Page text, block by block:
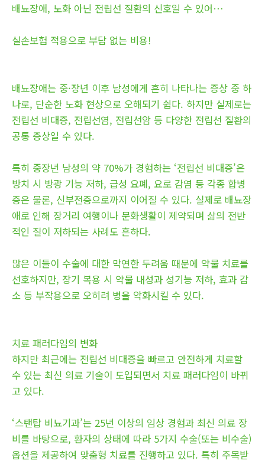
배뇨장애, 노화 아닌 전립선 질환의 신호일 수 있어…
실손보험 적용으로 부담 없는 비용!
배뇨장애는 중·장년 이후 남성에게 흔히 나타나는 증상 중 하
나로, 단순한 노화 현상으로 오해되기 쉽다. 하지만 실제로는
전립선 비대증, 전립선염, 전립선암 등 다양한 전립선 질환의
공통 증상일 수 있다.
특히 중장년 남성의 약 70%가 경험하는 ‘전립선 비대증’은
방치 시 방광 기능 저하, 급성 요폐, 요로 감염 등 각종 합병
증은 물론, 신부전증으로까지 이어질 수 있다. 실제로 배뇨장
애로 인해 장거리 여행이나 문화생활이 제약되며 삶의 전반
적인 질이 저하되는 사례도 흔하다.
많은 이들이 수술에 대한 막연한 두려움 때문에 약물 치료를
선호하지만, 장기 복용 시 약물 내성과 성기능 저하, 효과 감
소 등 부작용으로 오히려 병을 악화시킬 수 있다.
치료 패러다임의 변화
하지만 최근에는 전립선 비대증을 빠르고 안전하게 치료할
수 있는 최신 의료 기술이 도입되면서 치료 패러다임이 바뀌
고 있다.
‘스탠탑 비뇨기과’는 25년 이상의 임상 경험과 최신 의료 장
비를 바탕으로, 환자의 상태에 따라 5가지 수술(또는 비수술)
옵션을 제공하여 맞춤형 치료를 진행하고 있다. 특히 주목받